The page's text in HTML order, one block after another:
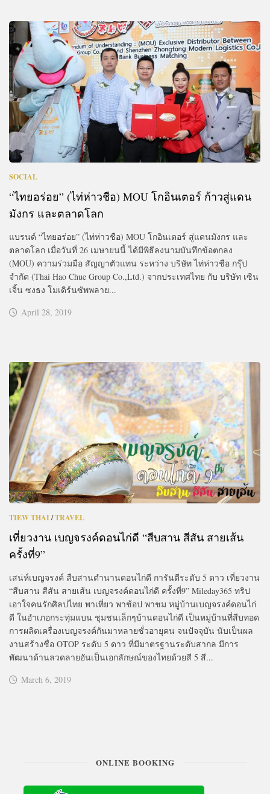
SOCIAL
“ไทยอร่อย” (ไท่ห่าวชือ) MOU โกอินเตอร์ ก้าวสู่แดน
มังกร และตลาดโลก
แบรนด์ “ไทยอร่อย” (ไท่ห่าวชือ) MOU โกอินเตอร์ สู่แดนมังกร และ
ตลาดโลก เมื่อวันที่ 26 เมษายนนี้ ได้มีพิธีลงนามบันทึกข้อตกลง
(MOU) ความร่วมมือ สัญญาตัวแทน ระหว่าง บริษัท ไท่ห่าวชือ กรุ๊ป
จำกัด (Thai Hao Chue Group Co.,Ltd.) จากประเทศไทย กับ บริษัท เซิน
เจิ้น ซงธง โมเดิร์นซัพพลาย...
April 28, 2019
TIEW THAI/TRAVEL
เที่ยวงาน เบญจรงค์ดอนไก่ดี “สืบสาน สีสัน สายเส้น
ครั้งที่9”
เสน่ห์เบญจรงค์ สืบสานตำนานดอนไก่ดี การันตีระดับ 5 ดาว เที่ยวงาน
“สืบสาน สีสัน สายเส้น เบญจรงค์ดอนไก่ดี ครั้งที่9” Mileday365 ทริป
เอาใจคนรักศิลปไทย พาเที่ยว พาช้อป พาชม หมู่บ้านเบญจรงค์ดอนไก่
ดี ในอำเภอกระทุ่มแบน ชุมชนเล็กๆบ้านดอนไก่ดี เป็นหมู่บ้านที่สืบทอด
การผลิตเครื่องเบญจรงค์กันมาหลายชั่วอายุคน จนปัจจุบัน นับเป็นผล
งานสร้างชื่อ OTOP ระดับ 5 ดาว ที่มีมาตรฐานระดับสากล มีการ
พัฒนาด้านลวดลายอันเป็นเอกลักษณ์ของไทยด้วยสี 5 สี...
March 6, 2019
ONLINE BOOKING